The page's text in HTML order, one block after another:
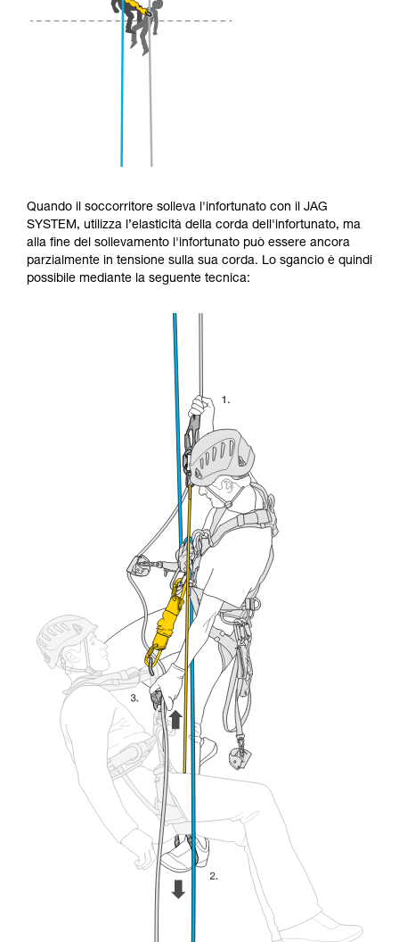
Quando il soccorritore solleva l'infortunato con il JAG
SYSTEM, utilizza l’elasticità della corda dell'infortunato, ma
alla fine del sollevamento l'infortunato può essere ancora
parzialmente in tensione sulla sua corda. Lo sgancio è quindi
possibile mediante la seguente tecnica: